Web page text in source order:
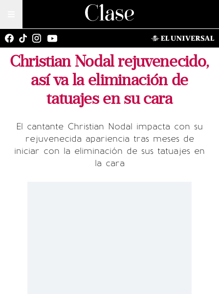
Christian Nodal rejuvenecido,
así va la eliminación de
tatuajes en su cara
El cantante Christian Nodal impacta con su
rejuvenecida apariencia tras meses de
iniciar con la eliminación de sus tatuajes en
la cara